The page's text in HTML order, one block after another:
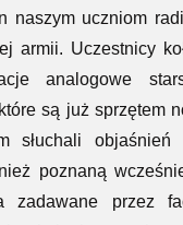
naszym uczniom
armii. Uczestnicy
analogowe
są już sprzętem
słuchali objaśnień
poznaną
zadawane przez